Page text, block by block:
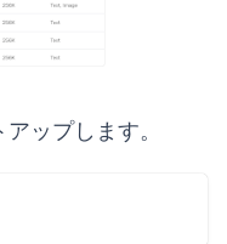
ップします。